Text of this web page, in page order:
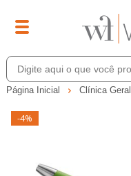
Página Inicial Clínica Geral
-4%